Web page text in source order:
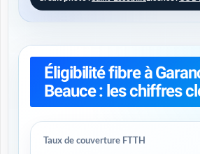
Éligibilité fibre à
Beauce : les chiffres
Taux de couverture FTTH